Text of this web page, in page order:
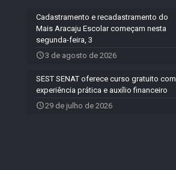
Cadastramento e recadastramento do
Mais Aracaju Escolar começam nesta
segunda-feira, 3
3 de agosto de 2026
SEST SENAT oferece curso gratuito com
experiência prática e auxílio financeiro
29 de julho de 2026